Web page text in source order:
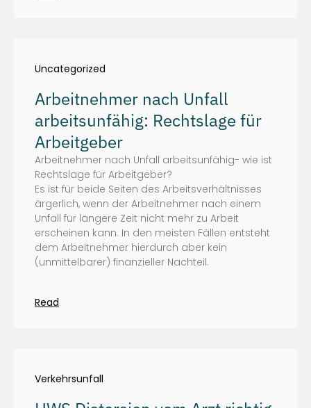
Uncategorized
Arbeitnehmer nach Unfall
arbeitsunfähig: Rechtslage für
Arbeitgeber
Arbeitnehmer nach Unfall arbeitsunfähig- wie ist
Rechtslage für Arbeitgeber?
Es ist für beide Seiten des Arbeitsverhältnisses
ärgerlich, wenn der Arbeitnehmer nach einem
Unfall für längere Zeit nicht mehr zu Arbeit
erscheinen kann. In den meisten Fällen entsteht
dem Arbeitnehmer hierdurch aber kein
(unmittelbarer) finanzieller Nachteil.
Read
Verkehrsunfall